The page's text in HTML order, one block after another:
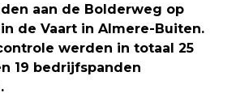
aan de Bolderweg op
de Vaart in Almere-Buiten.
werden in totaal 25
19 bedrijfspanden